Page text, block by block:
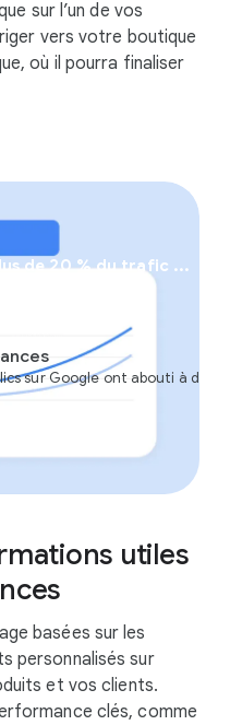
sur l’un de vos
vers votre boutique
où il pourra finaliser
utiles
basées sur les
personnalisés sur
et vos clients.
clés, comme
de 20 % du trafic ...
sur Google ont abouti à des
le site Web Visites en magasin